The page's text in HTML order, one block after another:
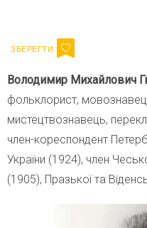
Володимир Михайлович
фольклорист,
мистецтвознавець,
член-кореспондент
України (1924), член
(1905), Празької та